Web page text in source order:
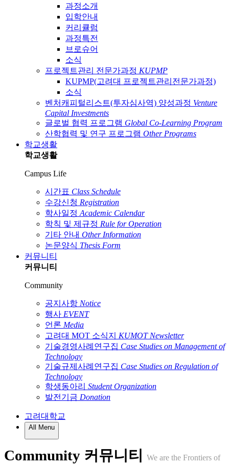
과정소개
입학안내
커리큘럼
과정특전
브로슈어
소식
프로젝트관리 전문가과정 KUPMP
KUPMP(고려대 프로젝트관리전문가과정)
소식
벤처캐피털리스트(투자심사역) 양성과정 Venture
Capital Investments
글로벌 협력 프로그램 Global Co-Learning Program
산학협력 및 연구 프로그램 Other Programs
학교생활
학교생활
Campus Life
시간표 Class Schedule
수강신청 Registration
학사일정 Academic Calendar
학칙 및 제규정 Rule for Operation
기타 안내 Other Information
논문양식 Thesis Form
커뮤니티
커뮤니티
Community
공지사항 Notice
행사 EVENT
언론 Media
고려대 MOT 소식지 KUMOT Newsletter
기술경영사례연구집 Case Studies on Management of
Technology
기술규제사례연구집 Case Studies on Regulation of
Technology
학생동아리 Student Organization
발전기금 Donation
고려대학교
All Menu
Community 커뮤니티
We are the Frontiers of